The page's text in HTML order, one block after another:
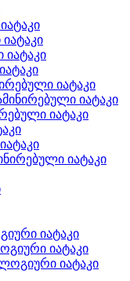
იატაკი
იატაკი
იატაკი
იატაკი
იატაკი
იატაკი
იატაკი
იატაკი